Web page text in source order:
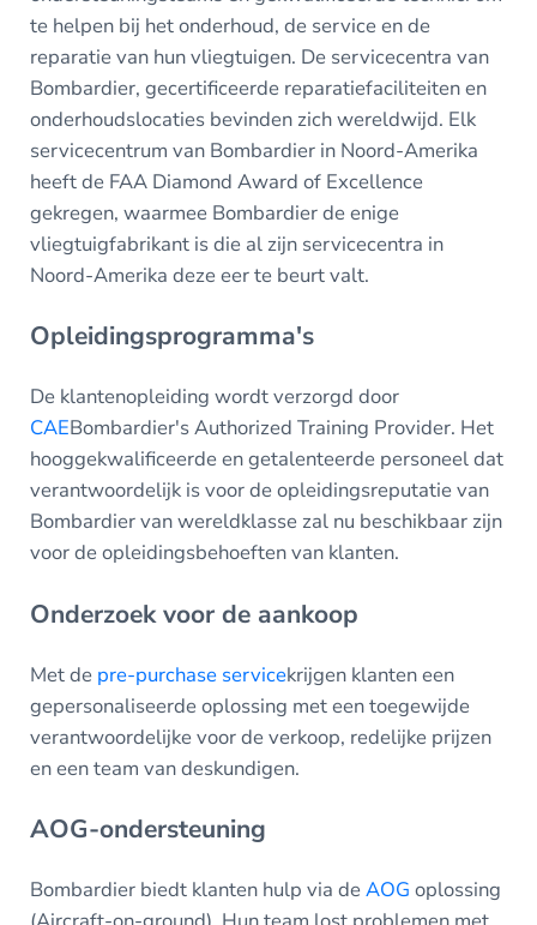
te helpen bij het onderhoud, de service en de
reparatie van hun vliegtuigen. De servicecentra van
Bombardier, gecertificeerde reparatiefaciliteiten en
onderhoudslocaties bevinden zich wereldwijd. Elk
servicecentrum van Bombardier in Noord-Amerika
heeft de FAA Diamond Award of Excellence
gekregen, waarmee Bombardier de enige
vliegtuigfabrikant is die al zijn servicecentra in
Noord-Amerika deze eer te beurt valt.
Opleidingsprogramma's
De klantenopleiding wordt verzorgd door
CAEBombardier's Authorized Training Provider. Het
hooggekwalificeerde en getalenteerde personeel dat
verantwoordelijk is voor de opleidingsreputatie van
Bombardier van wereldklasse zal nu beschikbaar zijn
voor de opleidingsbehoeften van klanten.
Onderzoek voor de aankoop
Met de pre-purchase servicekrijgen klanten een
gepersonaliseerde oplossing met een toegewijde
verantwoordelijke voor de verkoop, redelijke prijzen
en een team van deskundigen.
AOG-ondersteuning
Bombardier biedt klanten hulp via deAOG oplossing